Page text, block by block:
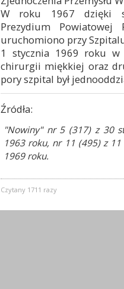
W roku 1967 dzięki
Prezydium Powiatowej
uruchomiono przy
1 stycznia 1969 roku w
chirurgii miękkiej oraz
pory szpital był
Źródła:
"Nowiny" nr 5 (317) z 30
1963 roku, nr 11 (495) z
1969 roku.
Czytany 1711 razy